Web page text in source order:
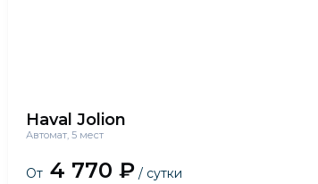
Haval Jolion
Автомат, 5 мест
От 4 770 ₽/ сутки